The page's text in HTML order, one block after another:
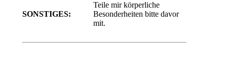
SONSTIGES:
Teile mir körperliche
Besonderheiten bitte davor
mit.